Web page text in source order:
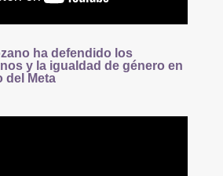
ha defendido los
y la igualdad de género en
del Meta